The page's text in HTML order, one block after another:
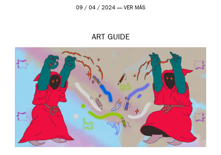
por […]
09 / 04 / 2024 — VER MÁS
ART GUIDE